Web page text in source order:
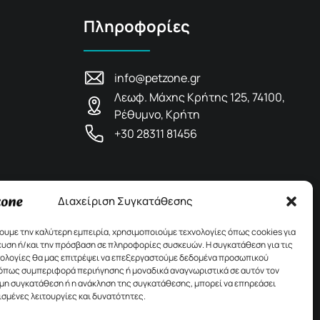
Διαχείριση Συγκατάθεσης
την καλύτερη εμπειρία, χρησιμοποιούμε τεχνολογίες όπως cookies για
ή/και την πρόσβαση σε πληροφορίες συσκευών. Η συγκατάθεση για τις
θα μας επιτρέψει να επεξεργαστούμε δεδομένα προσωπικού
συμπεριφορά περιήγησης ή μοναδικά αναγνωριστικά σε αυτόν τον
συγκατάθεση ή η ανάκληση της συγκατάθεσης, μπορεί να επηρεάσει
λειτουργίες και δυνατότητες.
Πληροφορίες
info@petzone.gr
Λεωφ. Μάχης Κρήτης 125, 74100,
Ρέθυμνο, Κρήτη
+30 28311 81456